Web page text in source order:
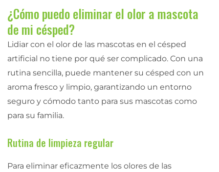
¿Cómo puedo eliminar el olor a mascota
de mi césped?
Lidiar con el olor de las mascotas en el césped
artificial no tiene por qué ser complicado. Con una
rutina sencilla, puede mantener su césped con un
aroma fresco y limpio, garantizando un entorno
seguro y cómodo tanto para sus mascotas como
para su familia.
Rutina de limpieza regular
Para eliminar eficazmente los olores de las